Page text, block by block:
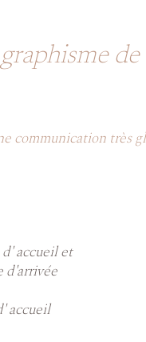
de
communication très
accueil et
d'arrivée
accueil